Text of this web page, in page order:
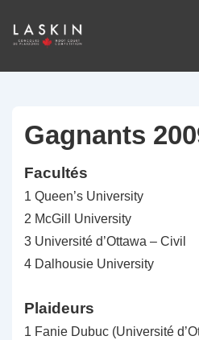
principal
Gagnants
Facultés
1 Queen’s University
2 McGill University
3 Université d’Ottawa – Civil
4 Dalhousie University
Plaideurs
1 Fanie Dubuc (Université